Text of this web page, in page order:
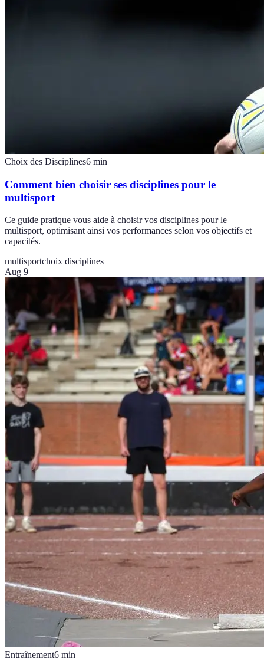
Choix des Disciplines6 min
Comment bien choisir ses disciplines pour le
multisport
Ce guide pratique vous aide à choisir vos disciplines pour le
multisport, optimisant ainsi vos performances selon vos objectifs et
capacités.
multisportchoix disciplines
Aug 9
Entraînement6 min